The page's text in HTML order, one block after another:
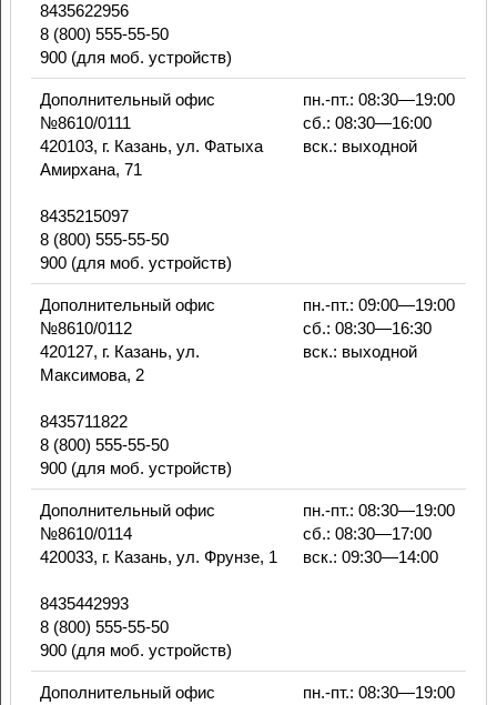
8435622956
8 (800) 555-55-50
900 (для моб. устройств)
Дополнительный офис
№8610/0111
420103, г. Казань, ул. Фатыха
Амирхана, 71
8435215097
8 (800) 555-55-50
900 (для моб. устройств)
пн.-пт.: 08:30—19:00
сб.: 08:30—16:00
вск.: выходной
Дополнительный офис
№8610/0112
420127, г. Казань, ул.
Максимова, 2
8435711822
8 (800) 555-55-50
900 (для моб. устройств)
пн.-пт.: 09:00—19:00
сб.: 08:30—16:30
вск.: выходной
Дополнительный офис
№8610/0114
420033, г. Казань, ул. Фрунзе, 1
8435442993
8 (800) 555-55-50
900 (для моб. устройств)
пн.-пт.: 08:30—19:00
сб.: 08:30—17:00
вск.: 09:30—14:00
Дополнительный офис
пн.-пт.: 08:30—19:00